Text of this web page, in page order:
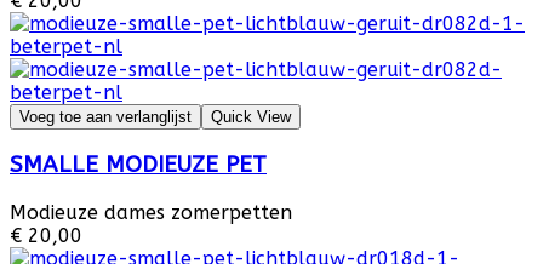
Voeg toe aan verlanglijst Quick View
SMALLE MODIEUZE PET
Modieuze dames zomerpetten
€ 20,00